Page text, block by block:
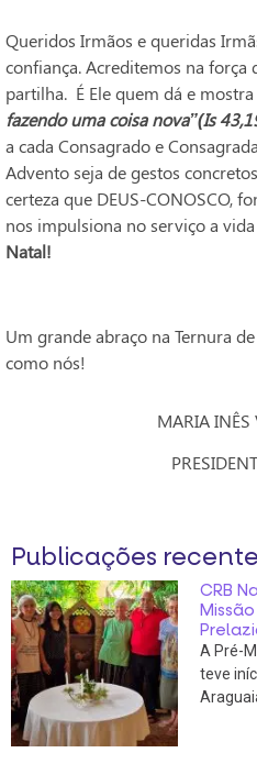
Queridos Irmãos e queridas
confiança. Acreditemos na força
partilha. É Ele quem dá e
fazendo uma coisa nova”(Is
a cada Consagrado e
Advento seja de gestos
certeza que DEUS-CONOSCO,
nos impulsiona no serviço a
Natal!
Um grande abraço na Ternura
como nós!
MARIA INÊS
PRESIDENTE
Publicações
CRB
A Pré-
teve